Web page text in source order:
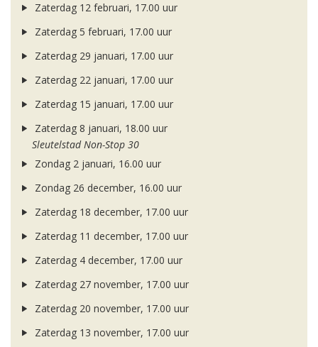
Zaterdag 12 februari, 17.00 uur
Zaterdag 5 februari, 17.00 uur
Zaterdag 29 januari, 17.00 uur
Zaterdag 22 januari, 17.00 uur
Zaterdag 15 januari, 17.00 uur
Zaterdag 8 januari, 18.00 uur
Sleutelstad Non-Stop 30
Zondag 2 januari, 16.00 uur
Zondag 26 december, 16.00 uur
Zaterdag 18 december, 17.00 uur
Zaterdag 11 december, 17.00 uur
Zaterdag 4 december, 17.00 uur
Zaterdag 27 november, 17.00 uur
Zaterdag 20 november, 17.00 uur
Zaterdag 13 november, 17.00 uur